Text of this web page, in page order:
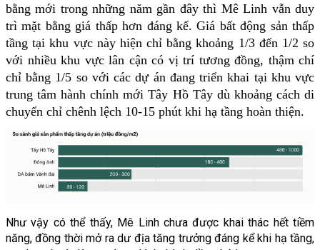
bằng mới trong những năm gần đây thì Mê Linh vẫn duy
trì mặt bằng giá thấp hơn đáng kể. Giá bất động sản thấp
tầng tại khu vực này hiện chỉ bằng khoảng 1/3 đến 1/2 so
với nhiều khu vực lân cận có vị trí tương đồng, thậm chí
chỉ bằng 1/5 so với các dự án đang triển khai tại khu vực
trung tâm hành chính mới Tây Hồ Tây dù khoảng cách di
chuyển chỉ chênh lệch 10-15 phút khi hạ tầng hoàn thiện.
Như vậy có thể thấy, Mê Linh chưa được khai thác hết tiềm
năng, đồng thời mở ra dư địa tăng trưởng đáng kể khi hạ tầng,